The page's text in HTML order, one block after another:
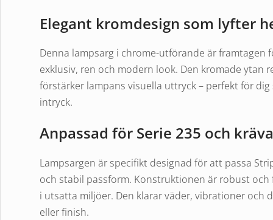
Elegant kromdesign som lyfter
Denna lampsarg i chrome-utförande är framtagen
exklusiv, ren och modern look. Den kromade ytan
förstärker lampans visuella uttryck – perfekt för
intryck.
Anpassad för Serie 235 och
Lampsargen är specifikt designad för att passa
och stabil passform. Konstruktionen är robust
i utsatta miljöer. Den klarar väder, vibrationer och
eller finish.